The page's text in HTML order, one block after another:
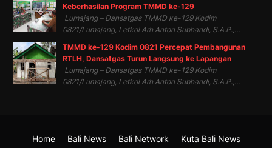
Keberhasilan Program TMMD ke-129
Lumajang – Dansatgas TMMD ke-129 Kodim
0821/Lumajang, Letkol Arh Anton Subhandi, S.A.P.,...
TMMD ke-129 Kodim 0821 Percepat Pembangunan
RTLH, Dansatgas Turun Langsung ke Lapangan
Lumajang – Dansatgas TMMD ke-129 Kodim
0821/Lumajang, Letkol Arh Anton Subhandi, S.A.P.,...
Home Bali News Bali Network Kuta Bali News